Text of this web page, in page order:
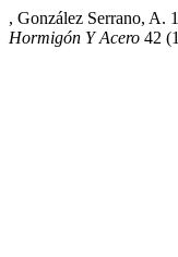
, González Serrano, A.
Hormigón Y Acero 42